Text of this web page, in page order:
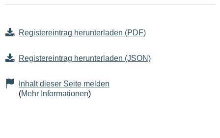
Registereintrag herunterladen (PDF)
Registereintrag herunterladen (JSON)
Inhalt dieser Seite melden
(Mehr Informationen)